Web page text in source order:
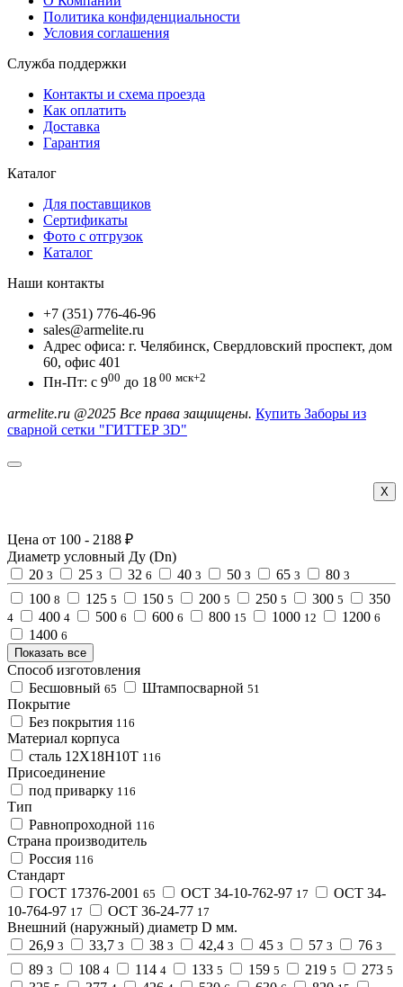
Политика конфиденциальности
Условия соглашения
Служба поддержки
Контакты и схема проезда
Как оплатить
Доставка
Гарантия
Каталог
Для поставщиков
Сертификаты
Фото с отгрузок
Каталог
Наши контакты
+7 (351) 776-46-96
sales@armelite.ru
Адрес офиса: г. Челябинск, Свердловский проспект, дом
60, офис 401
Пн-Пт: с 900 до 18 00 мск+2
armelite.ru @2025 Все права защищены. Купить Заборы из
сварной сетки "ГИТТЕР 3D"
Х
Цена от 100 - 2188 ₽
Диаметр условный Ду (Dn)
20 3 25 3 32 6 40 3 50 3 65 3 80 3
100 8 125 5 150 5 200 5 250 5 300 5 350
4 400 4 500 6 600 6 800 15 1000 12 1200 6
1400 6
Показать все
Способ изготовления
Бесшовный 65 Штампосварной 51
Покрытие
Без покрытия 116
Материал корпуса
сталь 12Х18Н10Т 116
Присоединение
под приварку 116
Тип
Равнопроходной 116
Страна производитель
Россия 116
Стандарт
ГОСТ 17376-2001 65 ОСТ 34-10-762-97 17
ОСТ 34-
10-764-97 17 ОСТ 36-24-77 17
Внешний (наружный) диаметр D мм.
26,9 3 33,7 3 38 3 42,4 3 45 3 57 3 76 3
89 3 108 4 114 4 133 5 159 5 219 5 273 5